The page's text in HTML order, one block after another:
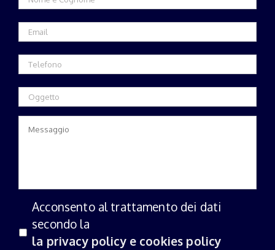
Acconsento al trattamento dei dati
secondo la
la privacy policy e cookies policy